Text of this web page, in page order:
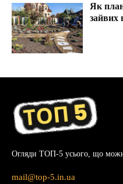
Як
зайвих
Огляди ТОП-5 усього, що
mail@top-5.in.ua